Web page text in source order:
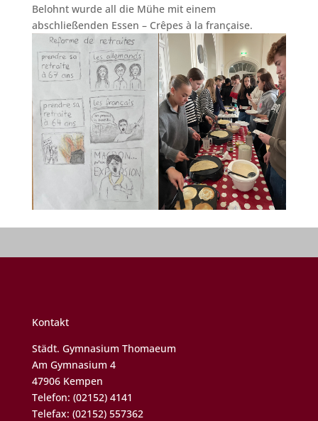
Belohnt wurde all die Mühe mit einem
abschließenden Essen – Crêpes à la française.
Kontakt
Städt. Gymnasium Thomaeum
Am Gymnasium 4
47906 Kempen
Telefon: (02152) 4141
Telefax: (02152) 557362